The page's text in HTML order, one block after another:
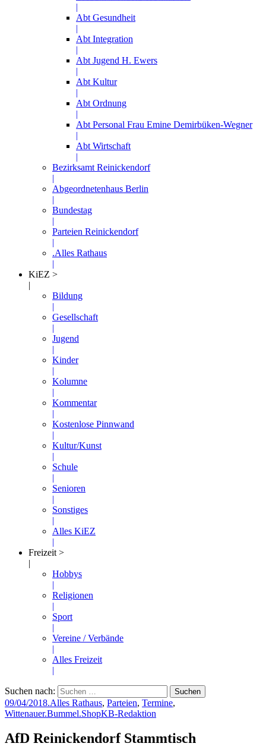
|
Abt Gesundheit
|
Abt Integration
|
Abt Jugend H. Ewers
|
Abt Kultur
|
Abt Ordnung
|
Abt Personal Frau Emine Demirbüken-Wegner
|
Abt Wirtschaft
|
Bezirksamt Reinickendorf
|
Abgeordnetenhaus Berlin
|
Bundestag
|
Parteien Reinickendorf
|
.Alles Rathaus
|
KiEZ >
|
Bildung
|
Gesellschaft
|
Jugend
|
Kinder
|
Kolumne
|
Kommentar
|
Kostenlose Pinnwand
|
Kultur/Kunst
|
Schule
|
Senioren
|
Sonstiges
|
Alles KiEZ
|
Freizeit >
|
Hobbys
|
Religionen
|
Sport
|
Vereine / Verbände
|
Alles Freizeit
|
Suchen nach:
09/04/2018.Alles Rathaus, Parteien, Termine,
Wittenauer.Bummel.ShopKB-Redaktion
AfD Reinickendorf Stammtisch